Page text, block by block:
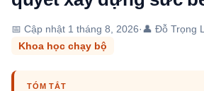
📅 Cập nhật 1 tháng 8, 2026·👤 Đỗ Trọng
Khoa học chạy bộ
TÓM TẮT